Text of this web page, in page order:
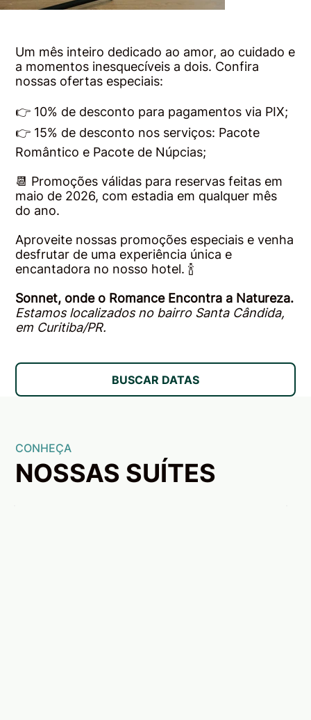
BUSCAR DATAS
Um mês inteiro dedicado ao amor, ao cuidado e
a momentos inesquecíveis a dois. Confira
nossas ofertas especiais:
👉 10% de desconto para pagamentos via PIX;
👉 15% de desconto nos serviços: Pacote
Romântico e Pacote de Núpcias;
📆 Promoções válidas para reservas feitas em
maio de 2026, com estadia em qualquer mês
do ano.
Aproveite nossas promoções especiais e venha
desfrutar de uma experiência única e
encantadora no nosso hotel. 🍾
Sonnet, onde o Romance Encontra a Natureza.
Estamos localizados no bairro Santa Cândida,
em Curitiba/PR.
CONHEÇA
NOSSAS SUÍTES